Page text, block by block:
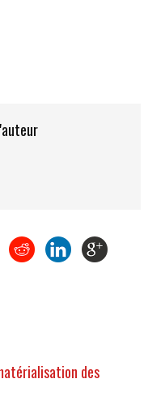
des